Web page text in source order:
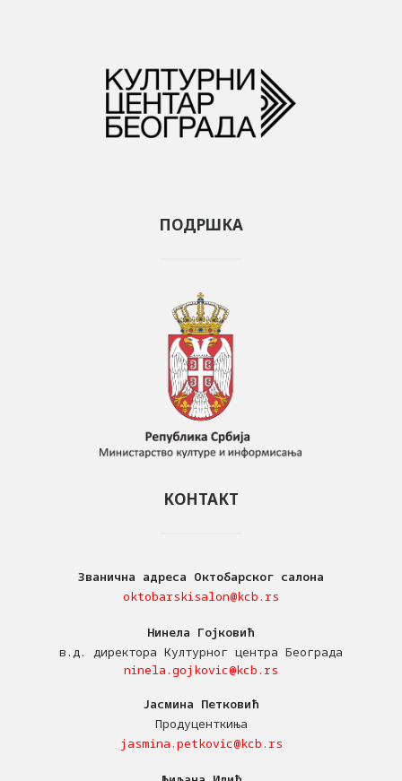
ПОДРШКА
КОНТАКТ
Званична адреса Октобарског салона
oktobarskisalon@kcb.rs
Нинела Гојковић
в.д. директора Културног центра Београда
ninela.gojkovic@kcb.rs
Јасмина Петковић
Продуценткиња
jasmina.petkovic@kcb.rs